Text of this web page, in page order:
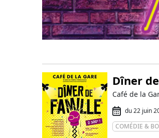
Dîner
Café de la
du 22 juin
COMÉDIE &